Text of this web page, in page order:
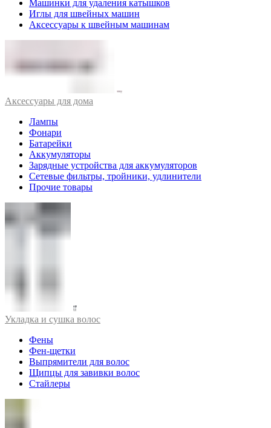
Машинки для удаления катышков
Иглы для швейных машин
Аксессуары к швейным машинам
Аксессуары для дома
Лампы
Фонари
Батарейки
Аккумуляторы
Зарядные устройства для аккумуляторов
Сетевые фильтры, тройники, удлинители
Прочие товары
Укладка и сушка волос
Фены
Фен-щетки
Выпрямители для волос
Щипцы для завивки волос
Стайлеры